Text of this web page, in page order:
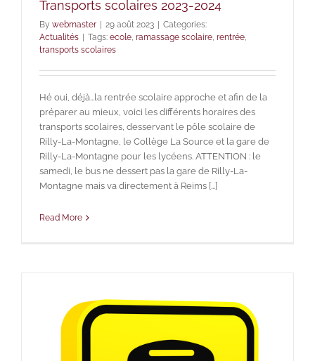
Transports scolaires 2023-2024
By webmaster 29 août 2023
Categories:
Actualités
Tags: ecole, ramassage scolaire, rentrée,
transports scolaires
Hé oui, déjà...la rentrée scolaire approche et afin de la
préparer au mieux, voici les différents horaires des
transports scolaires, desservant le pôle scolaire de
Rilly-La-Montagne, le Collège La Source et la gare de
Rilly-La-Montagne pour les lycéens. ATTENTION : le
samedi, le bus ne dessert pas la gare de Rilly-La-
Montagne mais va directement à Reims [...]
Read More